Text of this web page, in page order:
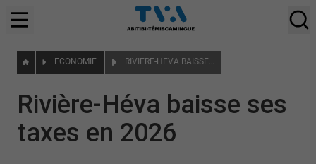
ÉCONOMIE RIVIÈRE-HÉVA BAISSE SES TAXES EN 2026
Rivière-Héva baisse ses
taxes en 2026